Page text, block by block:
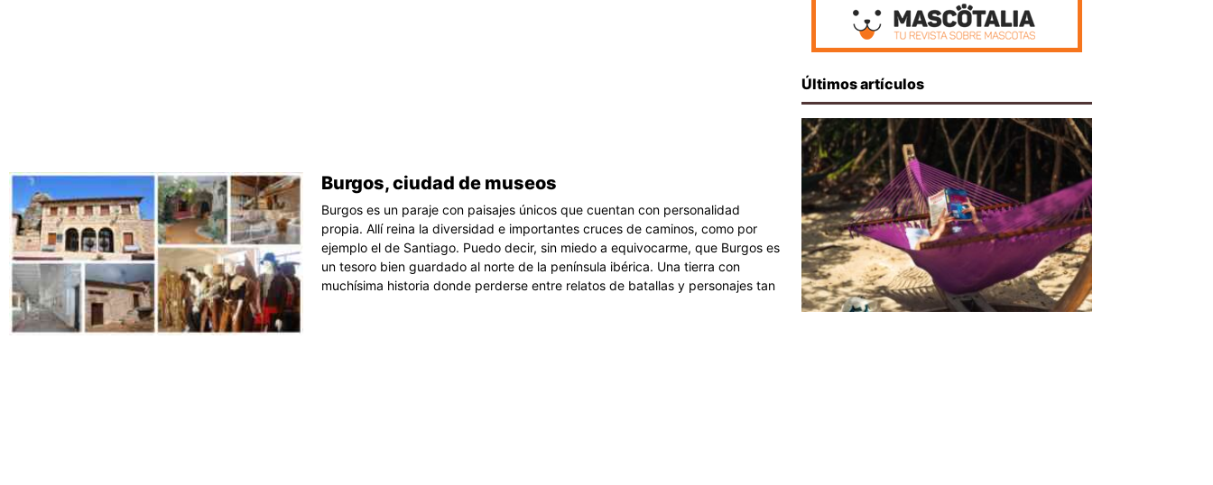
Burgos, ciudad de museos
Burgos es un paraje con paisajes únicos que cuentan con personalidad
propia. Allí reina la diversidad e importantes cruces de caminos, como por
ejemplo el de Santiago. Puedo decir, sin miedo a equivocarme, que Burgos es
un tesoro bien guardado al norte de la península ibérica. Una tierra con
muchísima historia donde perderse entre relatos de batallas y personajes tan
Últimos artículos